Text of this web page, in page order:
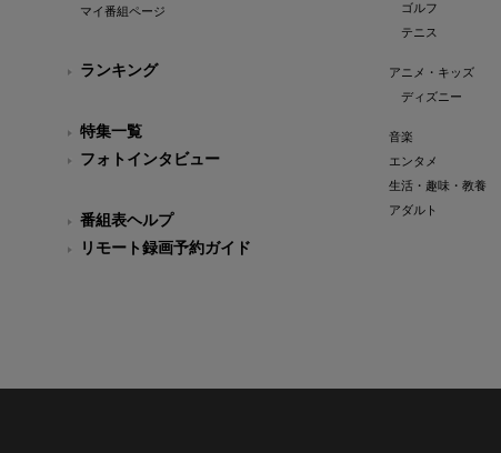
マイ番組ページ
ランキング
特集一覧
フォトインタビュー
番組表ヘルプ
リモート録画予約ガイド
ゴルフ
テニス
アニメ・キッズ
ディズニー
音楽
エンタメ
生活・趣味・教養
アダルト